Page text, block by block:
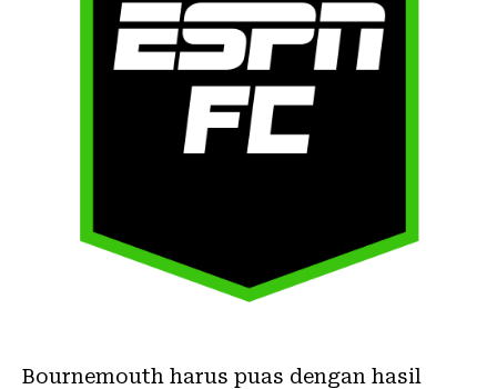
Bournemouth harus puas dengan hasil